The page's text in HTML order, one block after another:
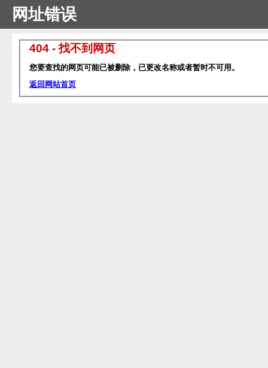
网址错误
404 - 找不到网页
您要查找的网页可能已被删除，已更改名称或者暂时不可用。
返回网站首页